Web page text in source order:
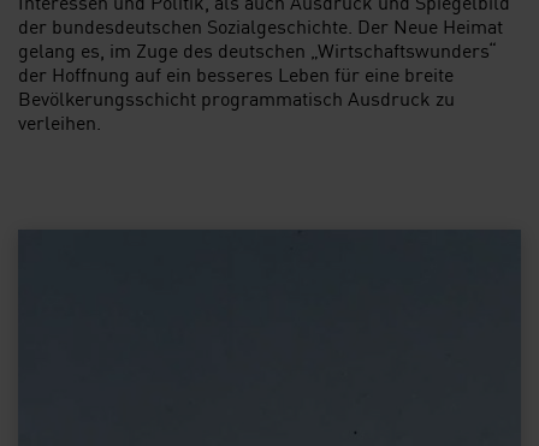
der bundesdeutschen Sozialgeschichte. Der Neue Heimat
gelang es, im Zuge des deutschen „Wirtschaftswunders“
der Hoffnung auf ein besseres Leben für eine breite
Bevölkerungsschicht programmatisch Ausdruck zu
verleihen.